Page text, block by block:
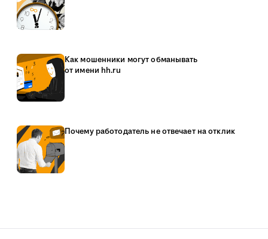
Как мошенники могут обманывать
от имени hh.ru
Почему работодатель не отвечает на отклик